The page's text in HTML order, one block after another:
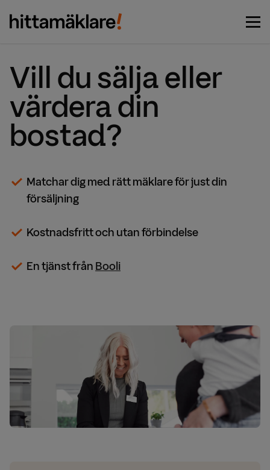
Vi matchar dig med de bästa
mäklarna
Vill du sälja eller
värdera din
bostad?
Matchar dig med rätt mäklare för just din
försäljning
Kostnadsfritt och utan förbindelse
En tjänst från Booli